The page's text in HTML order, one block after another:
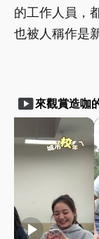
的工作人員，
也被人稱作是
smart_display來觀賞造咖
play_arrow